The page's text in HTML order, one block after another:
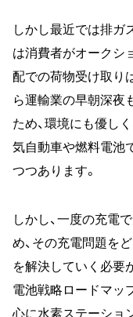
しかし最近では排ガ
は消費者がオークシ
配での荷物受け取り
ら運輸業の早朝深夜
ため、環境にも優し
気自動車や燃料電池
つつあります。
しかし、一度の充電
め、その充電問題を
を解決していく必要
電池戦略ロードマッ
心に水素ステーショ